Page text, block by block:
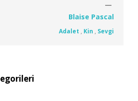
Blaise Pascal
Adalet , Kin , Sevgi